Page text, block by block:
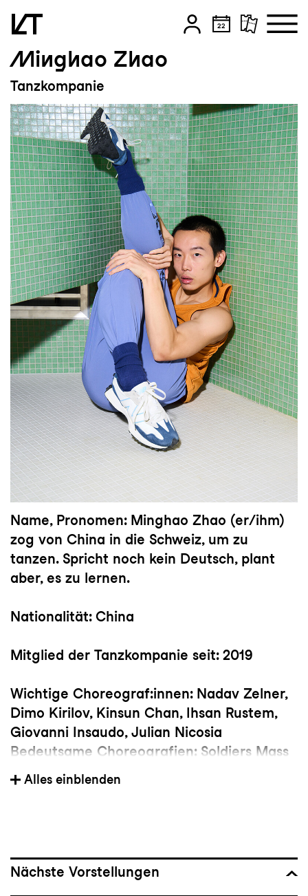
Zum Hauptinhalt springen
Zum Footer springen
Minghao Zhao
Tanzkompanie
Name, Pronomen: Minghao Zhao (er/ihm)
zog von China in die Schweiz, um zu
tanzen. Spricht noch kein Deutsch, plant
aber, es zu lernen.
Nationalität: China
Mitglied der Tanzkompanie seit: 2019
Wichtige Choreograf:innen: Nadav Zelner,
Dimo Kirilov, Kinsun Chan, Ihsan Rustem,
Giovanni Insaudo, Julian Nicosia
Bedeutsame Choreografien: Soldiers Mass
von Jiří Kylián, Nelken von Pina Bausch
Alles einblenden
Nächste Vorstellungen